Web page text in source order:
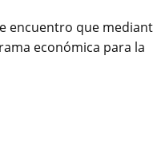
encuentro que
económica para la